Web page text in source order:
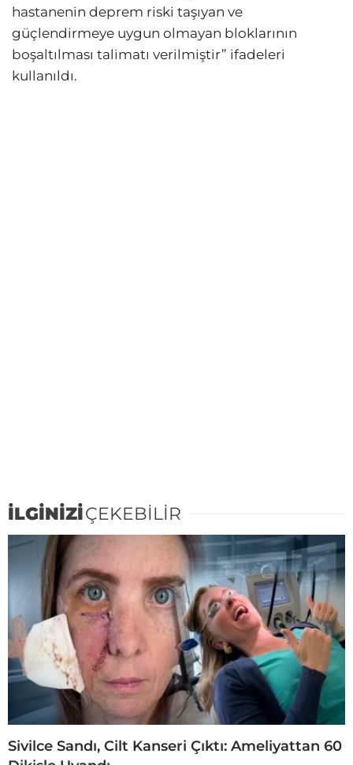
hastanenin deprem riski taşıyan ve
güçlendirmeye uygun olmayan bloklarının
boşaltılması talimatı verilmiştir” ifadeleri
kullanıldı.
İLGİNİZİÇEKEBİLİR
Sivilce Sandı, Cilt Kanseri Çıktı: Ameliyattan 60